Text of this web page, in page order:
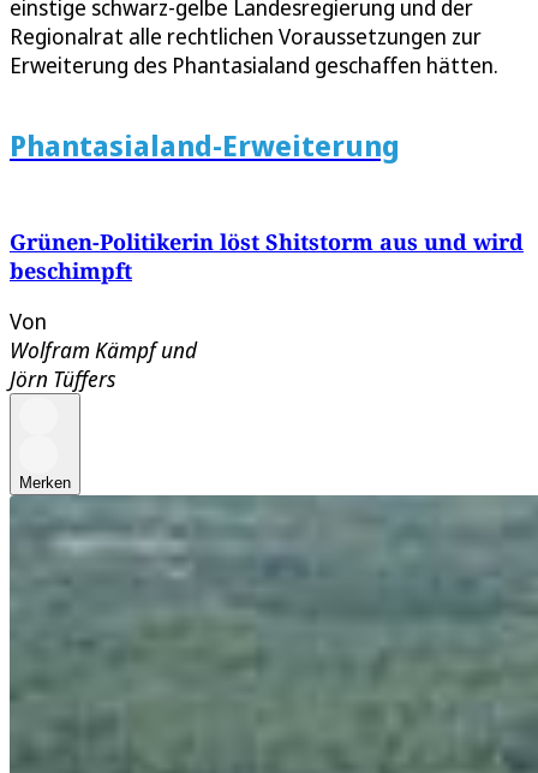
einstige schwarz-gelbe Landesregierung und der
Regionalrat alle rechtlichen Voraussetzungen zur
Erweiterung des Phantasialand geschaffen hätten.
Phantasialand-Erweiterung
Grünen-Politikerin löst Shitstorm aus und wird
beschimpft
Von
Wolfram Kämpfund
Jörn Tüffers
Merken